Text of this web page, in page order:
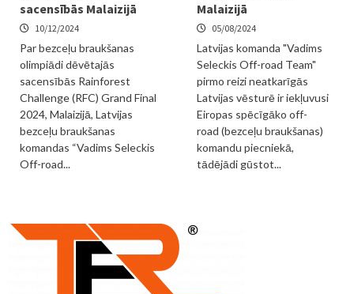
sacensībās Malaizijā
10/12/2024
Par bezceļu braukšanas
olimpiādi dēvētajās
sacensībās Rainforest
Challenge (RFC) Grand Final
2024, Malaizijā, Latvijas
bezceļu braukšanas
komandas “Vadims Seleckis
Off-road...
Malaizijā
05/08/2024
Latvijas komanda "Vadims
Seleckis Off-road Team"
pirmo reizi neatkarīgās
Latvijas vēsturē ir iekļuvusi
Eiropas spēcīgāko off-
road (bezceļu braukšanas)
komandu piecniekā,
tādējādi gūstot...